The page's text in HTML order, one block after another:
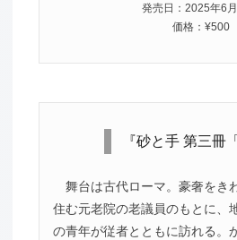
発売日：2025年6
価格：¥500
『砂と手 第三冊
舞台は古代ローマ。豪奢をき
住む元老院の老議員のもとに、
の青年が従者とともに訪れる。